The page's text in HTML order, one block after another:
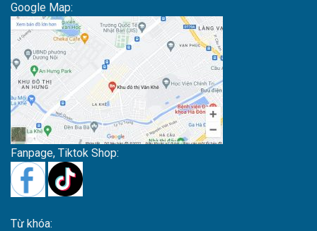
Google Map:
Fanpage, Tiktok Shop:
Từ khóa: